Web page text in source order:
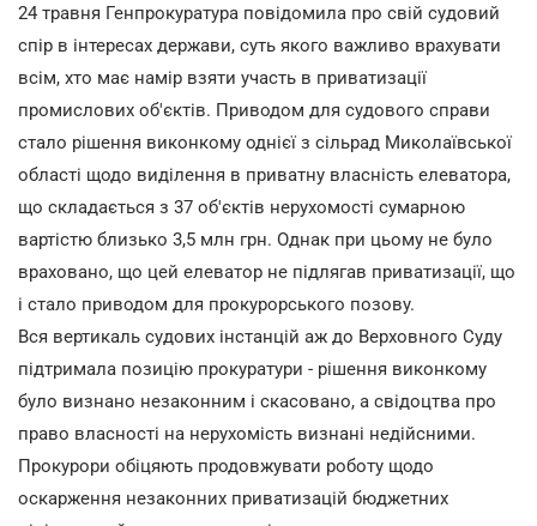
24 травня Генпрокуратура повідомила про свій судовий
спір в інтересах держави, суть якого важливо врахувати
всім, хто має намір взяти участь в приватизації
промислових об'єктів. Приводом для судового справи
стало рішення виконкому однієї з сільрад Миколаївської
області щодо виділення в приватну власність елеватора,
що складається з 37 об'єктів нерухомості сумарною
вартістю близько 3,5 млн грн. Однак при цьому не було
враховано, що цей елеватор не підлягав приватизації, що
і стало приводом для прокурорського позову.
Вся вертикаль судових інстанцій аж до Верховного Суду
підтримала позицію прокуратури - рішення виконкому
було визнано незаконним і скасовано, а свідоцтва про
право власності на нерухомість визнані недійсними.
Прокурори обіцяють продовжувати роботу щодо
оскарження незаконних приватизацій бюджетних